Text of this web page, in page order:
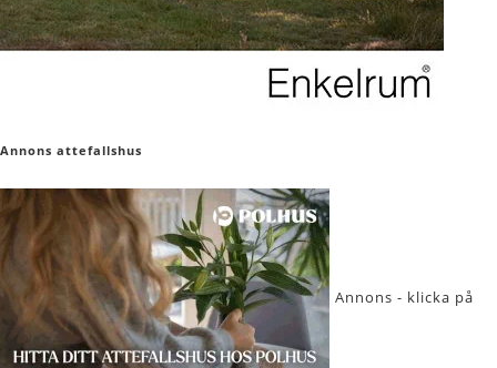
Annons attefallshus
Annons - klicka på